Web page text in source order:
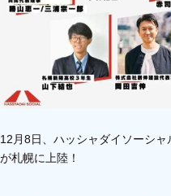
12月8日、ハッシャダイソーシ
が札幌に上陸！